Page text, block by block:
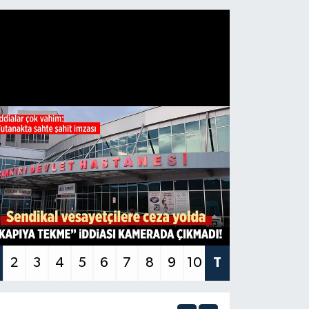
2 3 4 5 6 7 8 9 10 T